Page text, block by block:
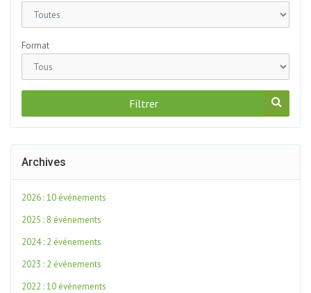
Format
Filtrer
Archives
2026 : 10 événements
2025 : 8 événements
2024 : 2 événements
2023 : 2 événements
2022 : 10 événements